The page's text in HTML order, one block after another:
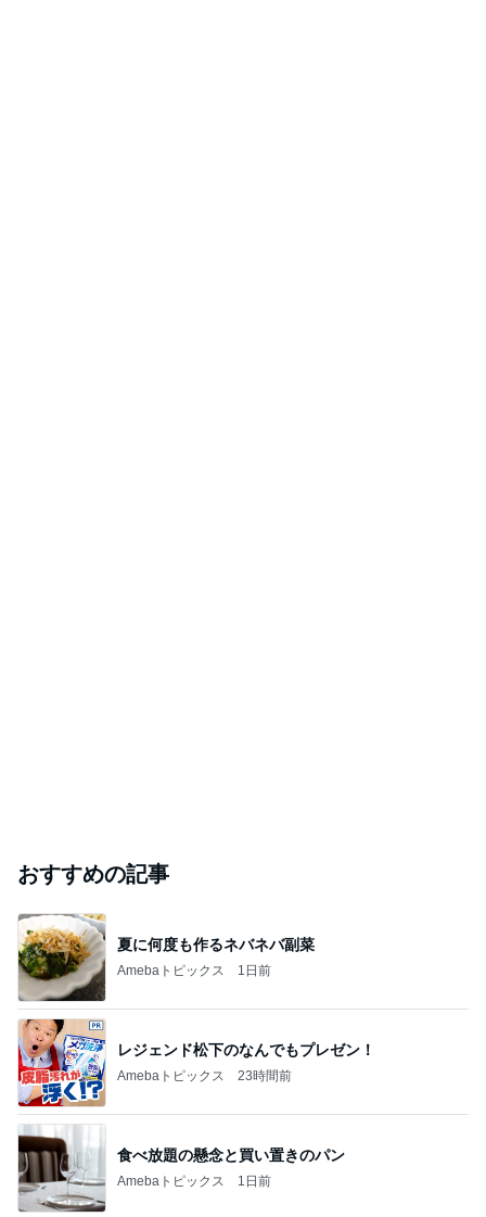
おすすめの記事
夏に何度も作るネバネバ副菜
Amebaトピックス 1日前
レジェンド松下のなんでもプレゼン！
Amebaトピックス 23時間前
食べ放題の懸念と買い置きのパン
Amebaトピックス 1日前